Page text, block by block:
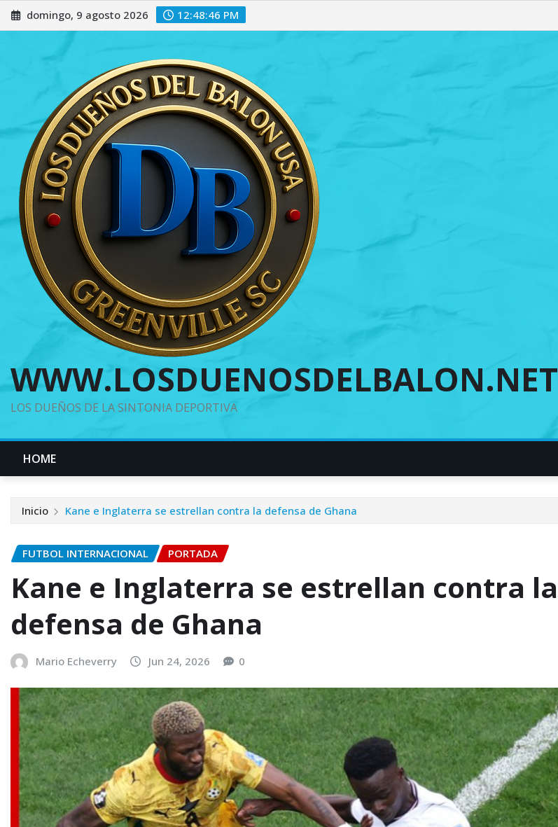
Saltar
al
domingo, 9 agosto 2026 12:48:48 PM
WWW.LOSDUENOSDELBALON.NET
LOS DUEÑOS DE LA SINTONIA DEPORTIVA
HOME
Inicio Kane e Inglaterra se estrellan contra la defensa de Ghana
FUTBOL INTERNACIONAL PORTADA
Kane e Inglaterra se estrellan contra la
defensa de Ghana
Mario Echeverry Jun 24, 2026 0